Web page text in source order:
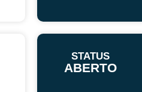
STATUS
ABERTO